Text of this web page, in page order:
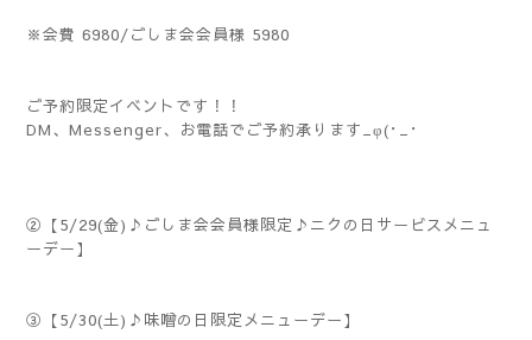
※会費 6980/ごしま会会員様 5980
ご予約限定イベントです！！
DM、Messenger、お電話でご予約承ります_φ(･_･
②【5/29(金)♪ごしま会会員様限定♪ニクの日サービスメニュ
ーデー】
③【5/30(土)♪味噌の日限定メニューデー】